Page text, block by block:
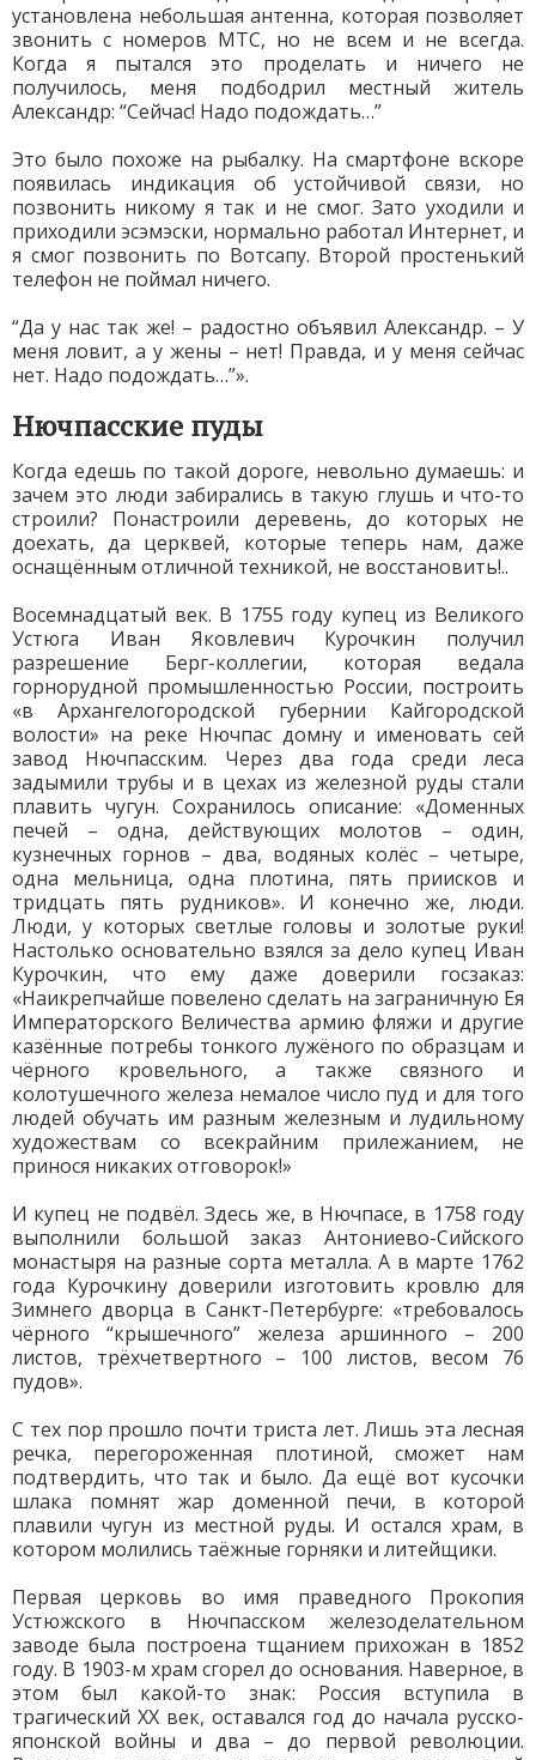
установлена небольшая антенна, которая позволяет
звонить с номеров МТС, но не всем и не всегда.
Когда я пытался это проделать и ничего не
получилось, меня подбодрил местный житель
Александр: “Сейчас! Надо подождать…”
Это было похоже на рыбалку. На смартфоне вскоре
появилась индикация об устойчивой связи, но
позвонить никому я так и не смог. Зато уходили и
приходили эсэмэски, нормально работал Интернет, и
я смог позвонить по Вотсапу. Второй простенький
телефон не поймал ничего.
“Да у нас так же! – радостно объявил Александр. – У
меня ловит, а у жены – нет! Правда, и у меня сейчас
нет. Надо подождать…”».
Нючпасские пуды
Когда едешь по такой дороге, невольно думаешь: и
зачем это люди забирались в такую глушь и что-то
строили? Понастроили деревень, до которых не
доехать, да церквей, которые теперь нам, даже
оснащённым отличной техникой, не восстановить!..
Восемнадцатый век. В 1755 году купец из Великого
Устюга Иван Яковлевич Курочкин получил
разрешение Берг-коллегии, которая ведала
горнорудной промышленностью России, построить
«в Архангелогородской губернии Кайгородской
волости» на реке Нючпас домну и именовать сей
завод Нючпасским. Через два года среди леса
задымили трубы и в цехах из железной руды стали
плавить чугун. Сохранилось описание: «Доменных
печей – одна, действующих молотов – один,
кузнечных горнов – два, водяных колёс – четыре,
одна мельница, одна плотина, пять приисков и
тридцать пять рудников». И конечно же, люди.
Люди, у которых светлые головы и золотые руки!
Настолько основательно взялся за дело купец Иван
Курочкин, что ему даже доверили госзаказ:
«Наикрепчайше повелено сделать на заграничную Ея
Императорского Величества армию фляжи и другие
казённые потребы тонкого лужёного по образцам и
чёрного кровельного, а также связного и
колотушечного железа немалое число пуд и для того
людей обучать им разным железным и лудильному
художествам со всекрайним прилежанием, не
принося никаких отговорок!»
И купец не подвёл. Здесь же, в Нючпасе, в 1758 году
выполнили большой заказ Антониево-Сийского
монастыря на разные сорта металла. А в марте 1762
года Курочкину доверили изготовить кровлю для
Зимнего дворца в Санкт-Петербурге: «требовалось
чёрного “крышечного” железа аршинного – 200
листов, трёхчетвертного – 100 листов, весом 76
пудов».
С тех пор прошло почти триста лет. Лишь эта лесная
речка, перегороженная плотиной, сможет нам
подтвердить, что так и было. Да ещё вот кусочки
шлака помнят жар доменной печи, в которой
плавили чугун из местной руды. И остался храм, в
котором молились таёжные горняки и литейщики.
Первая церковь во имя праведного Прокопия
Устюжского в Нючпасском железоделательном
заводе была построена тщанием прихожан в 1852
году. В 1903-м храм сгорел до основания. Наверное, в
этом был какой-то знак: Россия вступила в
трагический ХХ век, оставался год до начала русско-
японской войны и два – до первой революции.